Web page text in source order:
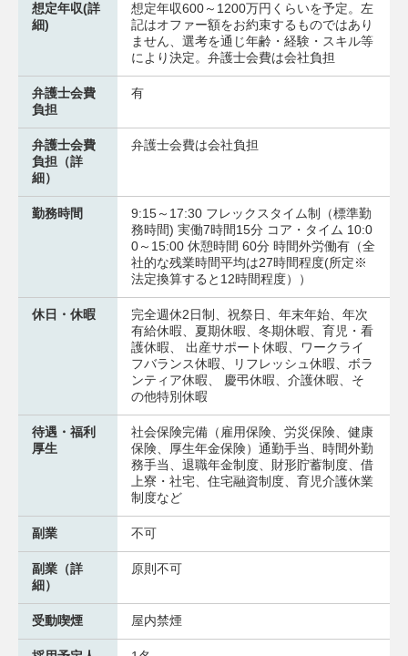
想定年収(詳
細)
想定年収600～1200万円くらいを予定。左
記はオファー額をお約束するものではあり
ません、選考を通じ年齢・経験・スキル等
により決定。弁護士会費は会社負担
弁護士会費
負担
有
弁護士会費
負担（詳
細）
弁護士会費は会社負担
勤務時間
9:15～17:30 フレックスタイム制（標準勤
務時間) 実働7時間15分 コア・タイム 10:0
0～15:00 休憩時間 60分 時間外労働有（全
社的な残業時間平均は27時間程度(所定※
法定換算すると12時間程度））
休日・休暇
完全週休2日制、祝祭日、年末年始、年次
有給休暇、夏期休暇、冬期休暇、育児・看
護休暇、 出産サポート休暇、ワークライ
フバランス休暇、リフレッシュ休暇、ボラ
ンティア休暇、 慶弔休暇、介護休暇、そ
の他特別休暇
待遇・福利
厚生
社会保険完備（雇用保険、労災保険、健康
保険、厚生年金保険）通勤手当、時間外勤
務手当、退職年金制度、財形貯蓄制度、借
上寮・社宅、住宅融資制度、育児介護休業
制度など
副業 不可
副業（詳
細）
原則不可
受動喫煙 屋内禁煙